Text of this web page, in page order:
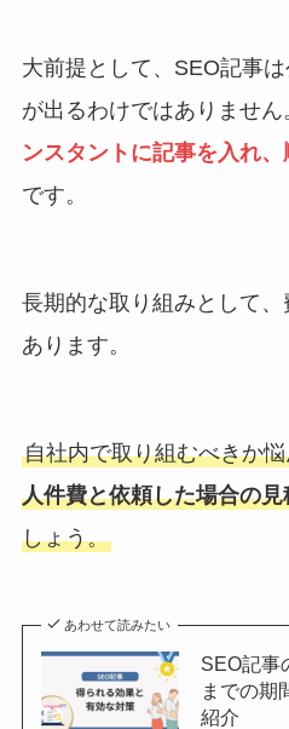
大前提として、SEO記事
が出るわけではありません
ンスタントに記事を入れ
です。
長期的な取り組みとして
あります。
自社内で取り組むべきか
人件費と依頼した場合の
しょう。
あわせて読みたい
SEO記事
までの期
紹介